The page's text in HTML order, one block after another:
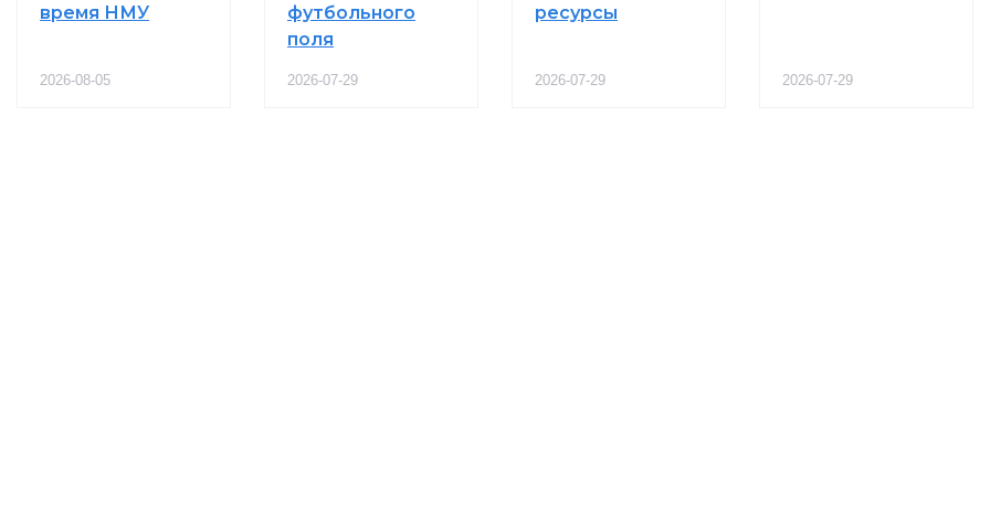
время НМУ
2026-08-05
футбольного
поля
2026-07-29
ресурсы
2026-07-29 2026-07-29